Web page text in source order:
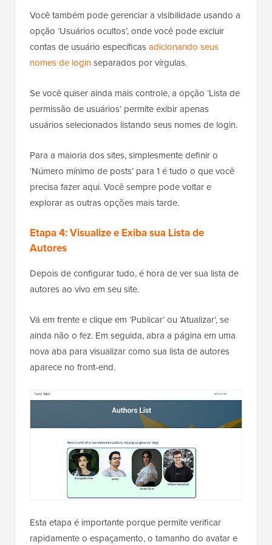
Você também pode gerenciar a visibilidade usando a
opção ‘Usuários ocultos’, onde você pode excluir
contas de usuário específicasadicionando seus
nomes de loginseparados por vírgulas.
Se você quiser ainda mais controle, a opção ‘Lista de
permissão de usuários’ permite exibir apenas
usuários selecionados listando seus nomes de login.
Para a maioria dos sites, simplesmente definir o
‘Número mínimo de posts’ para 1 é tudo o que você
precisa fazer aqui. Você sempre pode voltar e
explorar as outras opções mais tarde.
Etapa 4: Visualize e Exiba sua Lista de
Autores
Depois de configurar tudo, é hora de ver sua lista de
autores ao vivo em seu site.
Vá em frente e clique em ‘Publicar’ ou ‘Atualizar’, se
ainda não o fez. Em seguida, abra a página em uma
nova aba para visualizar como sua lista de autores
aparece no front-end.
Esta etapa é importante porque permite verificar
rapidamente o espaçamento, o tamanho do avatar e